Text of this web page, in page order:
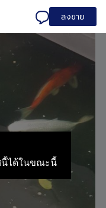
ลงขาย
นี้ได้ในขณะนี้